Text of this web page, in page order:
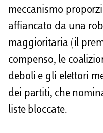
meccanismo
affiancato da una
maggioritaria (il
compenso, le
deboli e gli elettori
dei partiti, che
liste bloccate.